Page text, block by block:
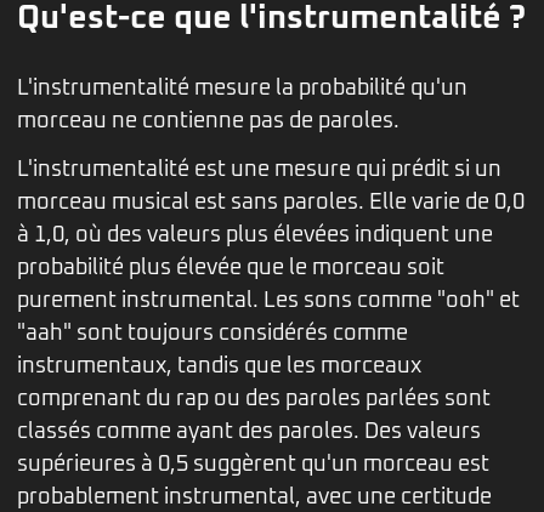
Qu'est-ce que l'instrumentalité ?
L'instrumentalité mesure la probabilité qu'un
morceau ne contienne pas de paroles.
L'instrumentalité est une mesure qui prédit si un
morceau musical est sans paroles. Elle varie de 0,0
à 1,0, où des valeurs plus élevées indiquent une
probabilité plus élevée que le morceau soit
purement instrumental. Les sons comme "ooh" et
"aah" sont toujours considérés comme
instrumentaux, tandis que les morceaux
comprenant du rap ou des paroles parlées sont
classés comme ayant des paroles. Des valeurs
supérieures à 0,5 suggèrent qu'un morceau est
probablement instrumental, avec une certitude